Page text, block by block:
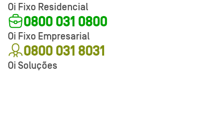
Oi Fixo Residencial
0800 031 0800
Oi Fixo Empresarial
0800 031 8031
Oi Soluções